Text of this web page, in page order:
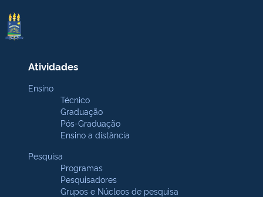
Atividades
Ensino
Técnico
Graduação
Pós-Graduação
Ensino a distância
Pesquisa
Programas
Pesquisadores
Grupos e Núcleos de pesquisa